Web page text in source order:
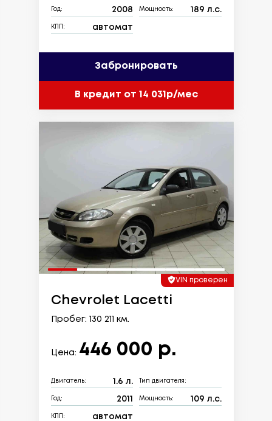
Год: 2008 Мощность: 189 л.с.
КПП: автомат
Забронировать
В кредит от 14 031р/мес
VIN проверен
Chevrolet Lacetti
Пробег: 130 211 км.
Цена: 446 000 р.
Двигатель: 1.6 л. Тип двигателя:
Год: 2011 Мощность: 109 л.с.
КПП: автомат